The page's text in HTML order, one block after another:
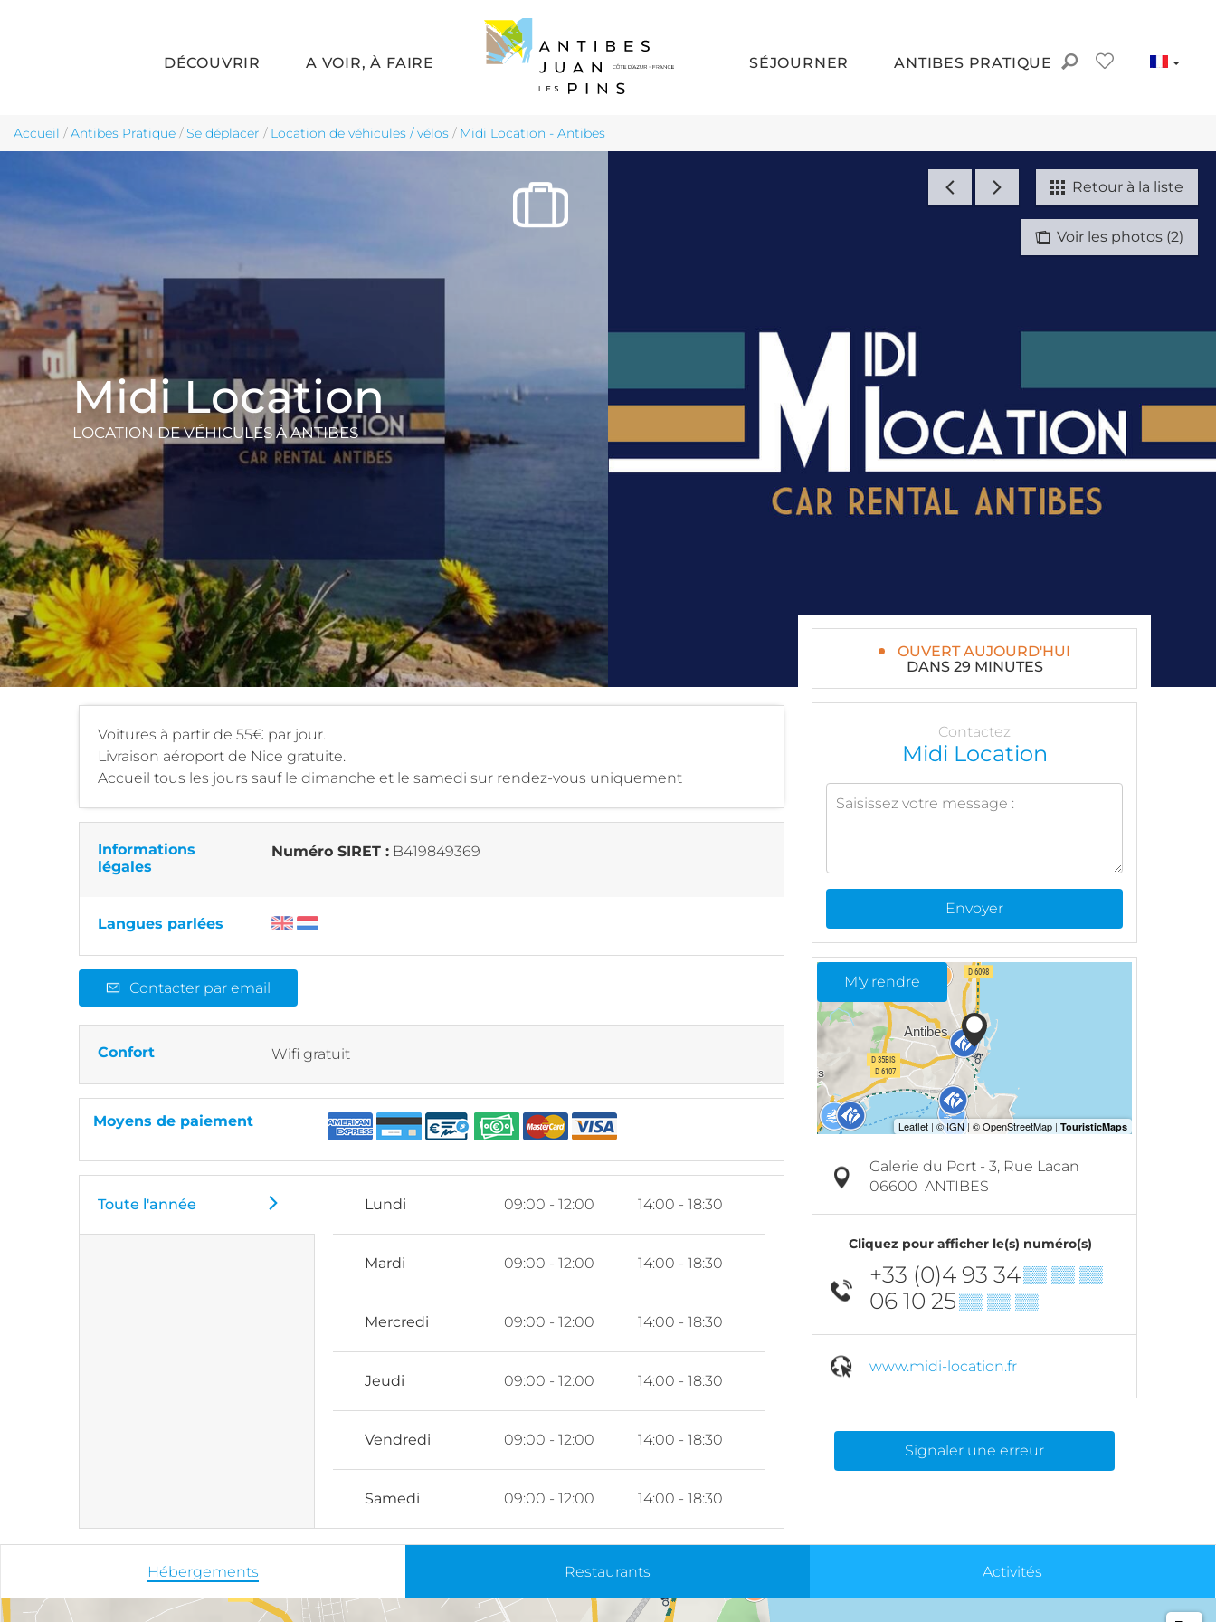
Aller au contenu principal
DÉCOUVRIR A VOIR, À FAIRE SÉJOURNER ANTIBES PRATIQUE
Accueil /Antibes Pratique /Se déplacer / Location de véhicules / vélos / Midi Location - Antibes
Voir les photos (2)
Retour à la liste
Midi Location
LOCATION DE VÉHICULES À ANTIBES
Voitures à partir de 55€ par jour.
Livraison aéroport de Nice gratuite.
Accueil tous les jours sauf le dimanche et le samedi sur rendez-vous uniquement
Informations
légales
Numéro SIRET : B419849369
Langues parlées
Contacter par email
Confort Wifi gratuit
Moyens de paiement
Toute l'année Lundi 09:00 - 12:00 14:00 - 18:30
Mardi 09:00 - 12:00 14:00 - 18:30
Mercredi 09:00 - 12:00 14:00 - 18:30
Jeudi 09:00 - 12:00 14:00 - 18:30
Vendredi 09:00 - 12:00 14:00 - 18:30
Samedi 09:00 - 12:00 14:00 - 18:30
OUVERT AUJOURD'HUI
DANS 29 MINUTES
Contactez
Midi Location
Envoyer
M'y rendre
Galerie du Port - 3, Rue Lacan
06600 ANTIBES
Cliquez pour afficher le(s) numéro(s)
+33 (0)4 93 34▒▒ ▒▒ ▒▒
06 10 25▒▒ ▒▒ ▒▒
www.midi-location.fr
Signaler une erreur
Hébergements Restaurants Activités